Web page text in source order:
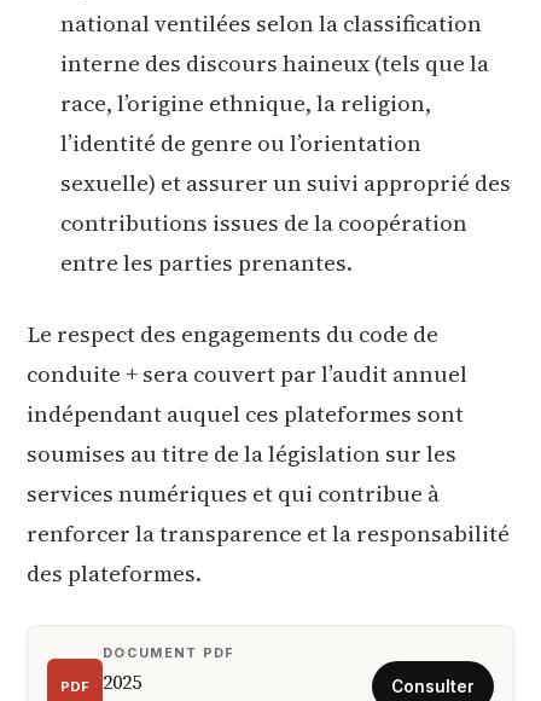
national ventilées selon la classification
interne des discours haineux (tels que la
race, l’origine ethnique, la religion,
l’identité de genre ou l’orientation
sexuelle) et assurer un suivi approprié des
contributions issues de la coopération
entre les parties prenantes.
Le respect des engagements du code de
conduite + sera couvert par l’audit annuel
indépendant auquel ces plateformes sont
soumises au titre de la législation sur les
services numériques et qui contribue à
renforcer la transparence et la responsabilité
des plateformes.
PDF
DOCUMENT PDF
2025